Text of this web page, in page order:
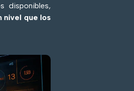
disponibles,
nivel que los